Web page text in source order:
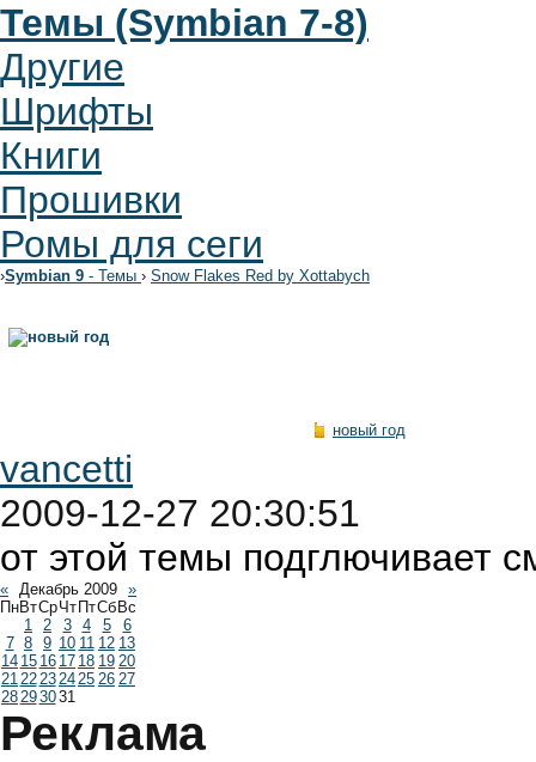
Темы (Symbian 7-8)
Другие
Шрифты
Книги
Прошивки
Ромы для сеги
›Symbian 9 - Темы › Snow Flakes Red by Xottabych
новый год
vancetti
2009-12-27 20:30:51
от этой темы подглючивает
« Декабрь 2009 »
ПнВтСрЧт ПтСб Вс
1 2 3 4 5
6
7 8 9 10 11 12 13
14 15 16 17 18 19 20
2122232425 26 27
28293031
Реклама